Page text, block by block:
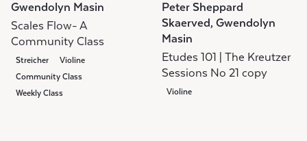
Gwendolyn Masin
Scales Flow- A
Community Class
Streicher
Violine
Community Class
Weekly Class
Peter Sheppard
Skaerved, Gwendolyn
Masin
Etudes 101 | The Kreutzer
Sessions No 21 copy
Violine